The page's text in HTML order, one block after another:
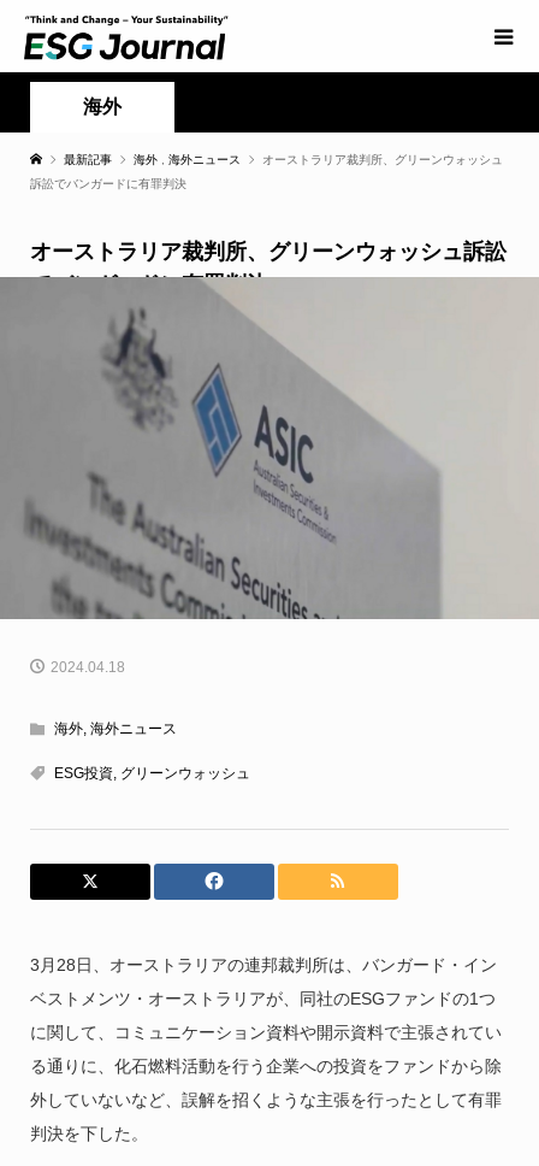
海外
最新記事 海外 海外ニュース
オーストラリア裁判所、グリーンウォッシュ
訴訟でバンガードに有罪判決
オーストラリア裁判所、グリーンウォッシュ訴訟
でバンガードに有罪判決
2024.04.18
海外, 海外ニュース
ESG投資, グリーンウォッシュ
3月28日、オーストラリアの連邦裁判所は、バンガード・イン
ベストメンツ・オーストラリアが、同社のESGファンドの1つ
に関して、コミュニケーション資料や開示資料で主張されてい
る通りに、化石燃料活動を行う企業への投資をファンドから除
外していないなど、誤解を招くような主張を行ったとして有罪
判決を下した。